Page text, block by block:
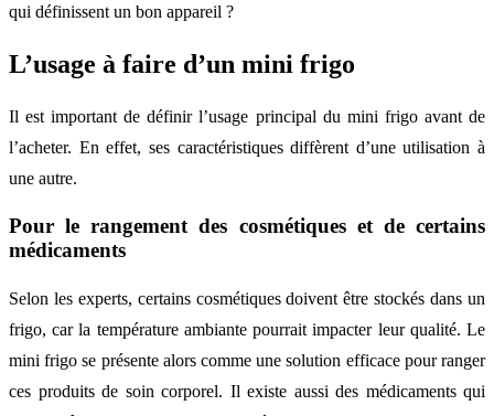
qui définissent un bon appareil ?
L’usage à faire d’un mini frigo
Il est important de définir l’usage principal du mini frigo avant de
l’acheter. En effet, ses caractéristiques diffèrent d’une utilisation à
une autre.
Pour le rangement des cosmétiques et de certains
médicaments
Selon les experts, certains cosmétiques doivent être stockés dans un
frigo, car la température ambiante pourrait impacter leur qualité. Le
mini frigo se présente alors comme une solution efficace pour ranger
ces produits de soin corporel. Il existe aussi des médicaments qui